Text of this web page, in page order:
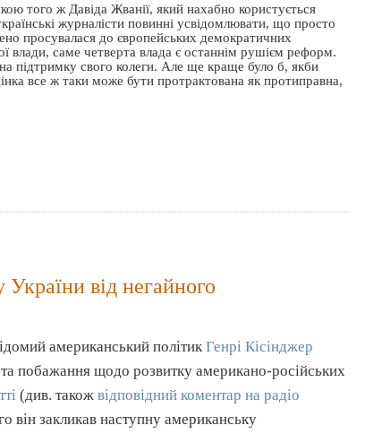
того ж Давіда Жванії, який нахабно користується
журналісти повинні усвідомлювати, що просто
просувалася до європейських демократичних
влади, саме четверта влада є останнім рушієм реформ.
підтримку свого колеги. Але ще краще було б, якби
все ж таки може бути протрактована як протиправна,
від негайного
американський політикГенріКісінджер
та побажання щодо розвиткуамерикано-російських
(див. такожвідповідний коментар на радіо
він закликав наступну американську